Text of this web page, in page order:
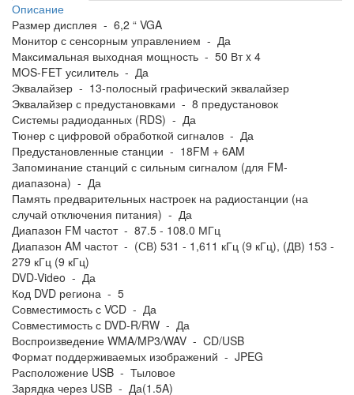
Описание
Размер дисплея - 6,2 “ VGA
Монитор с сенсорным управлением - Да
Максимальная выходная мощность - 50 Вт x 4
MOS-FET усилитель - Да
Эквалайзер - 13-полосный графический эквалайзер
Эквалайзер с предустановками - 8 предустановок
Системы радиоданных (RDS) - Да
Тюнер с цифровой обработкой сигналов - Да
Предустановленные станции - 18FM + 6AM
Запоминание станций с сильным сигналом (для FM-
диапазона) - Да
Память предварительных настроек на радиостанции (на
случай отключения питания) - Да
Диапазон FM частот - 87.5 - 108.0 МГц
Диапазон AM частот - (СВ) 531 - 1,611 кГц (9 кГц), (ДВ) 153 -
279 кГц (9 кГц)
DVD-Video - Да
Код DVD региона - 5
Совместимость с VCD - Да
Совместимость с DVD-R/RW - Да
Воспроизведение WMA/MP3/WAV - CD/USB
Формат поддерживаемых изображений - JPEG
Расположение USB - Тыловое
Зарядка через USB - Да(1.5A)